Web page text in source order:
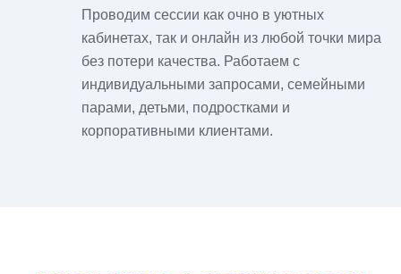
Проводим сессии как очно в уютных
кабинетах, так и онлайн из любой точки мира
без потери качества. Работаем с
индивидуальными запросами, семейными
парами, детьми, подростками и
корпоративными клиентами.